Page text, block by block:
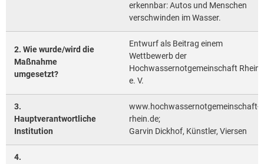
erkennbar: Autos und Menschen
verschwinden im Wasser.
2. Wie wurde/wird die
Maßnahme
umgesetzt?
Entwurf als Beitrag einem
Wettbewerb der
Hochwassernotgemeinschaft Rhein
e. V.
3.
Hauptverantwortliche
Institution
www.hochwassernotgemeinschaft-
rhein.de;
Garvin Dickhof, Künstler, Viersen
4.